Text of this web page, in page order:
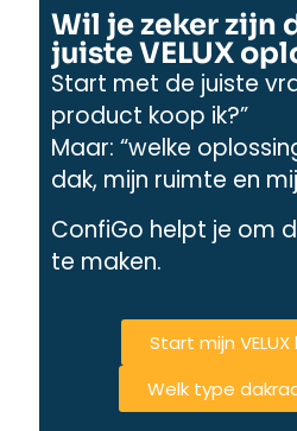
Wil je zeker zijn
juiste VELUX
Start met de juiste
product koop ik?”
Maar: “welke
dak, mijn ruimte en
ConfiGo helpt je om
te maken.
Start mijn
Welk type